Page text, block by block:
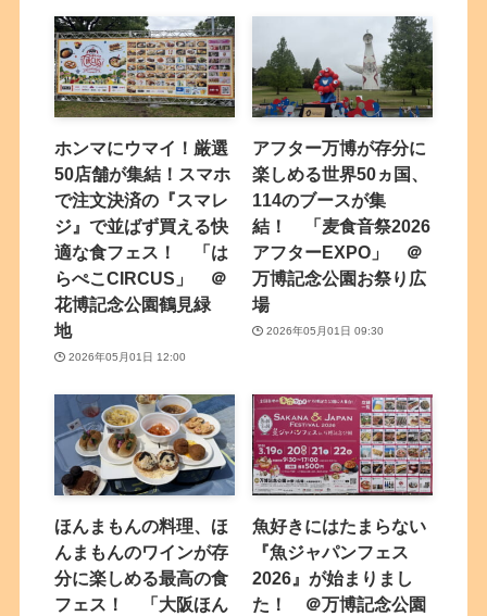
ホンマにウマイ！厳選
50店舗が集結！スマホ
で注文決済の『スマレ
ジ』で並ばず買える快
適な食フェス！ 「は
らぺこCIRCUS」 ＠
花博記念公園鶴見緑
地
2026年05月01日 12:00
アフター万博が存分に
楽しめる世界50ヵ国、
114のブースが集
結！ 「麦食音祭2026
アフターEXPO」 ＠
万博記念公園お祭り広
場
2026年05月01日 09:30
ほんまもんの料理、ほ
んまもんのワインが存
分に楽しめる最高の食
フェス！ 「大阪ほん
魚好きにはたまらない
『魚ジャパンフェス
2026』が始まりまし
た！ ＠万博記念公園